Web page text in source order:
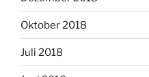
Oktober 2018
Juli 2018